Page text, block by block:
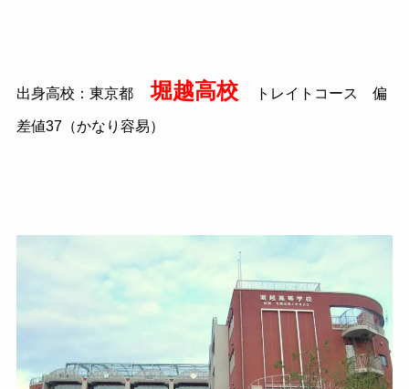
出身高校：東京都 堀越高校 トレイトコース 偏
差値37（かなり容易）